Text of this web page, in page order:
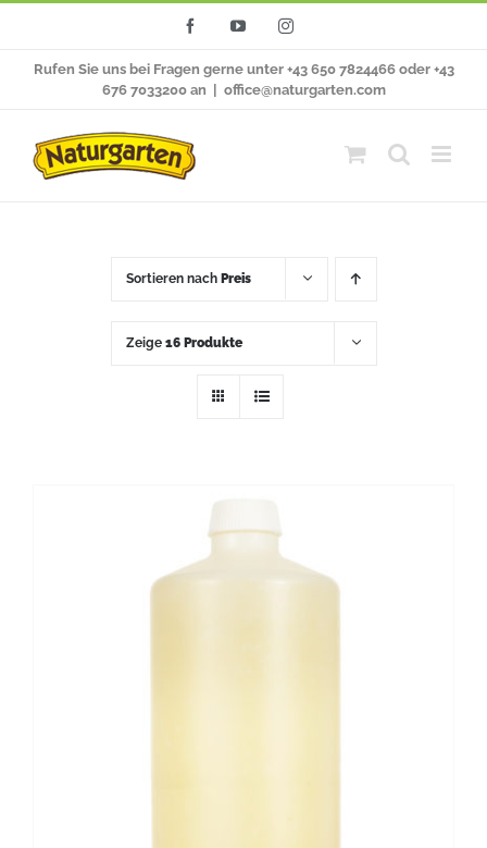
FacebookYouTubeInstagram
Rufen Sie uns bei Fragen gerne unter +43 650 7824466 oder +43
676 7033200 an
office@naturgarten.com
Sortieren nach Preis
Zeige 16 Produkte